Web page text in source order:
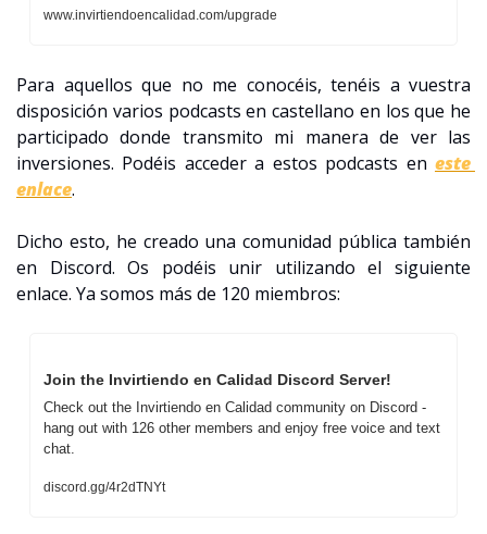
www.invirtiendoencalidad.com/upgrade
Para aquellos que no me conocéis, tenéis a vuestra
disposición varios podcasts en castellano en los que he
participado donde transmito mi manera de ver las
inversiones. Podéis acceder a estos podcasts en este
enlace.
Dicho esto, he creado una comunidad pública también
en Discord. Os podéis unir utilizando el siguiente
enlace. Ya somos más de 120 miembros:
Join the Invirtiendo en Calidad Discord Server!
Check out the Invirtiendo en Calidad community on Discord -
hang out with 126 other members and enjoy free voice and text
chat.
discord.gg/4r2dTNYt